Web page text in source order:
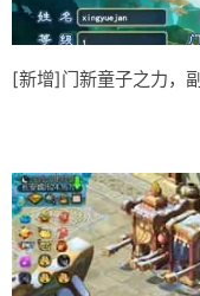
[新增]门新童子之力，